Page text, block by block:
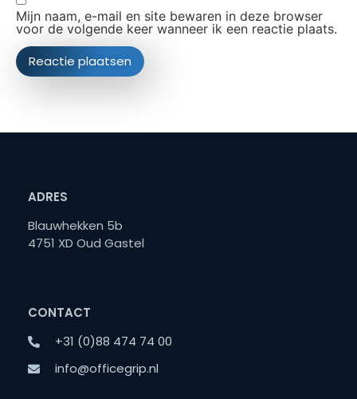
Mijn naam, e-mail en site bewaren in deze browser
voor de volgende keer wanneer ik een reactie plaats.
ADRES
Blauwhekken 5b
4751 XD Oud Gastel
CONTACT
+31 (0)88 474 74 00
info@officegrip.nl